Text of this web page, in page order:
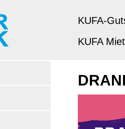
KUFA-
KUFA